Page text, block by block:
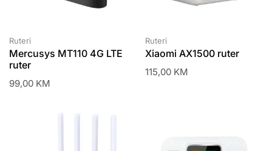
Ruteri
Mercusys MT110 4G LTE
ruter
99,00 KM
Ruteri
Xiaomi AX1500 ruter
115,00 KM